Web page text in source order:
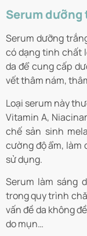
Serum dưỡng
Serum dưỡng
có dạng tinh chất
da để cung cấp
vết thâm nám,
Loại serum này
Vitamin A,
chế sản sinh
cường độ ẩm, làm
sử dụng.
Serum làm sáng
trong quy trình
vấn đề da không
do mụn…